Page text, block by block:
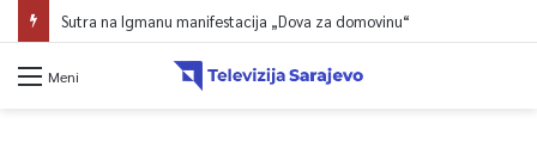
Sutra na Igmanu manifestacija „Dova za domovinu“
Meni